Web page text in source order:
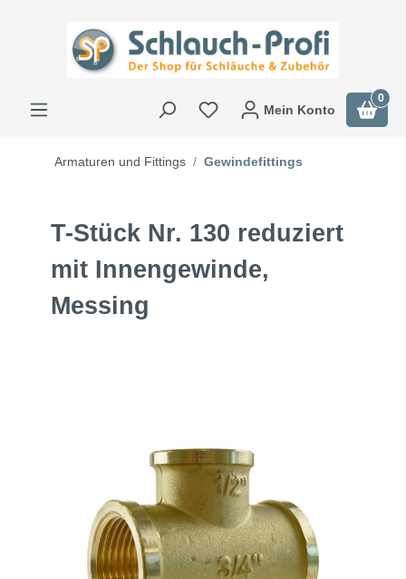
Mein Konto
0
Armaturen und Fittings Gewindefittings
T-Stück Nr. 130 reduziert
mit Innengewinde,
Messing